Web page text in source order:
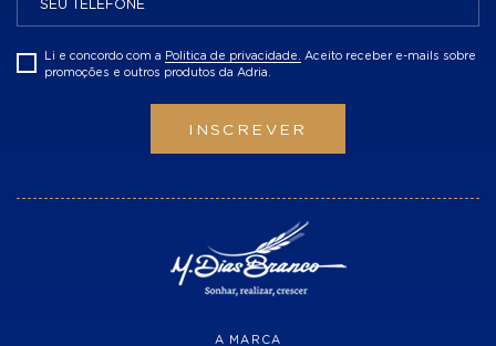
Li e concordo com a Politica de privacidade.
Aceito receber e-mails sobre
promoções e outros produtos da Adria.
INSCREVER
A MARCA